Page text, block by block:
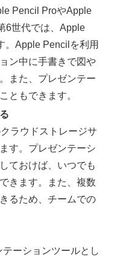
Pencil ProやApple
6世代では、Apple
。Apple Pencilを利用
ン中に手書きで図や
また、プレゼンテー
ともできます。
ラウドストレージサ
す。プレゼンテーシ
ておけば、いつでも
きます。また、複数
るため、チームでの
ーションツールとし